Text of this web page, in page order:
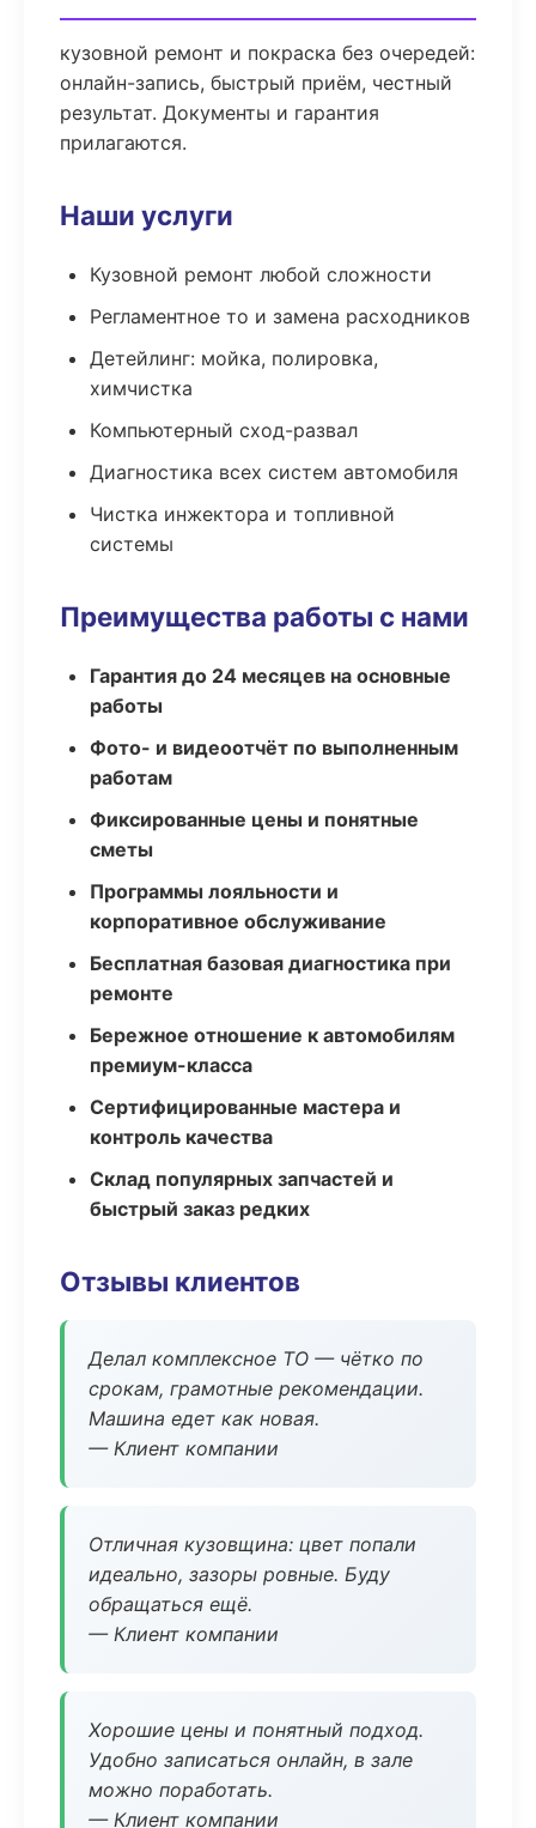
кузовной ремонт и покраска без очередей:
онлайн-запись, быстрый приём, честный
результат. Документы и гарантия
прилагаются.
Наши услуги
Кузовной ремонт любой сложности
Регламентное то и замена расходников
Детейлинг: мойка, полировка,
химчистка
Компьютерный сход-развал
Диагностика всех систем автомобиля
Чистка инжектора и топливной
системы
Преимущества работы с нами
Гарантия до 24 месяцев на основные
работы
Фото- и видеоотчёт по выполненным
работам
Фиксированные цены и понятные
сметы
Программы лояльности и
корпоративное обслуживание
Бесплатная базовая диагностика при
ремонте
Бережное отношение к автомобилям
премиум-класса
Сертифицированные мастера и
контроль качества
Склад популярных запчастей и
быстрый заказ редких
Отзывы клиентов
Делал комплексное ТО — чётко по
срокам, грамотные рекомендации.
Машина едет как новая.
— Клиент компании
Отличная кузовщина: цвет попали
идеально, зазоры ровные. Буду
обращаться ещё.
— Клиент компании
Хорошие цены и понятный подход.
Удобно записаться онлайн, в зале
можно поработать.
— Клиент компании